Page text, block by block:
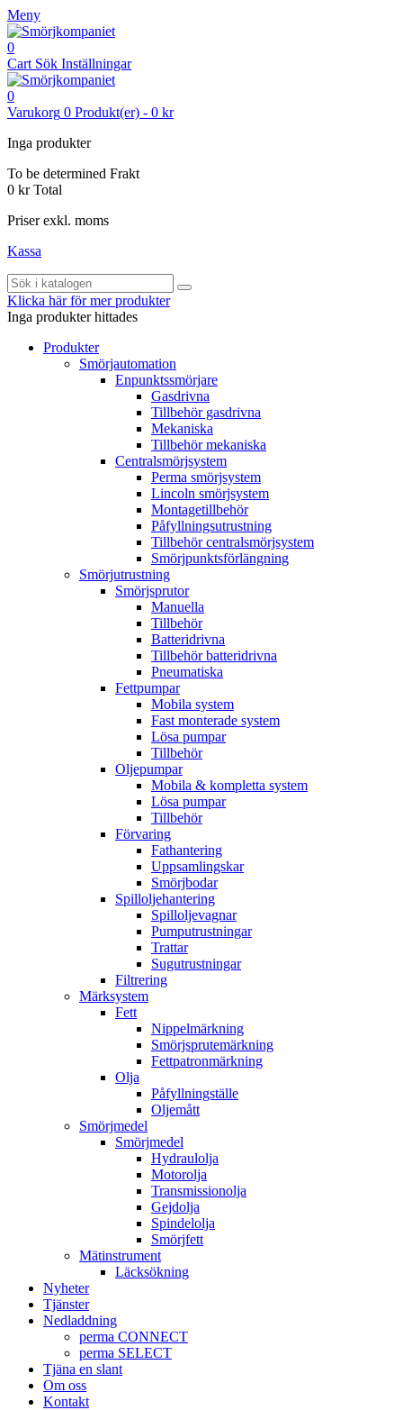
Meny
0
Cart Sök Inställningar
0
Varukorg 0 Produkt(er) - 0 kr
Inga produkter
To be determined Frakt
0 kr Total
Priser exkl. moms
Kassa
Klicka här för mer produkter
Inga produkter hittades
Produkter
Smörjautomation
Enpunktssmörjare
Gasdrivna
Tillbehör gasdrivna
Mekaniska
Tillbehör mekaniska
Centralsmörjsystem
Perma smörjsystem
Lincoln smörjsystem
Montagetillbehör
Påfyllningsutrustning
Tillbehör centralsmörjsystem
Smörjpunktsförlängning
Smörjutrustning
Smörjsprutor
Manuella
Tillbehör
Batteridrivna
Tillbehör batteridrivna
Pneumatiska
Fettpumpar
Mobila system
Fast monterade system
Lösa pumpar
Tillbehör
Oljepumpar
Mobila & kompletta system
Lösa pumpar
Tillbehör
Förvaring
Fathantering
Uppsamlingskar
Smörjbodar
Spilloljehantering
Spilloljevagnar
Pumputrustningar
Trattar
Sugutrustningar
Filtrering
Märksystem
Fett
Nippelmärkning
Smörjsprutemärkning
Fettpatronmärkning
Olja
Påfyllningställe
Oljemått
Smörjmedel
Smörjmedel
Hydraulolja
Motorolja
Transmissionolja
Gejdolja
Spindelolja
Smörjfett
Mätinstrument
Läcksökning
Nyheter
Tjänster
Nedladdning
perma CONNECT
perma SELECT
Tjäna en slant
Om oss
Kontakt